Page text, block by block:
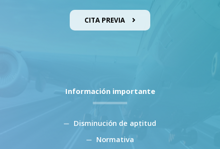
CITA PREVIA
Información importante
Disminución de aptitud
Normativa